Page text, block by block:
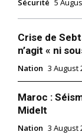
Sécurité 5
Crise de
n’agit « ni
Nation 3 August
Maroc :
Midelt
Nation 3 August